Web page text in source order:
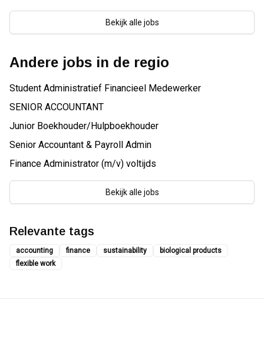
Bekijk alle jobs
Andere jobs in de regio
Student Administratief Financieel Medewerker
SENIOR ACCOUNTANT
Junior Boekhouder/Hulpboekhouder
Senior Accountant & Payroll Admin
Finance Administrator (m/v) voltijds
Bekijk alle jobs
Relevante tags
accounting finance sustainability
biological products
flexible work